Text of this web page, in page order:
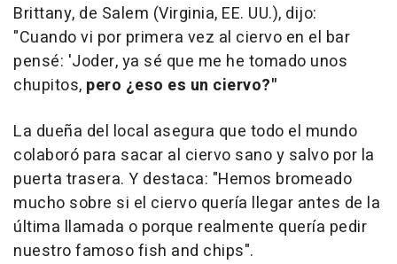
Brittany, de Salem (Virginia, EE. UU.), dijo:
"Cuando vi por primera vez al ciervo en el bar
pensé: 'Joder, ya sé que me he tomado unos
chupitos, pero ¿eso es un ciervo?"
La dueña del local asegura que todo el mundo
colaboró para sacar al ciervo sano y salvo por la
puerta trasera. Y destaca: "Hemos bromeado
mucho sobre si el ciervo quería llegar antes de la
última llamada o porque realmente quería pedir
nuestro famoso fish and chips".